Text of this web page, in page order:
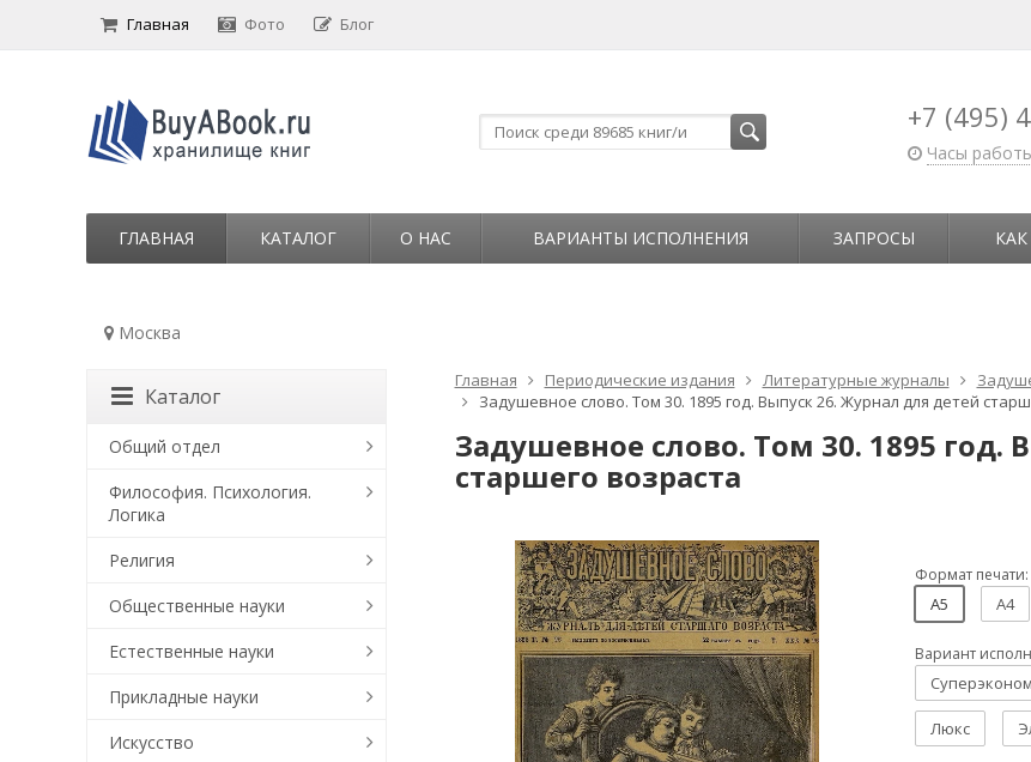
Главная Фото Блог
+7 (495)
Часы
ГЛАВНАЯ КАТАЛОГ О НАС ВАРИАНТЫ ИСПОЛНЕНИЯ ЗАПРОСЫ
Москва
Главная Периодические издания Литературные журналы
Задушевное слово. Том 30. 1895 год. Выпуск 26. Журнал для детей
Задушевное слово. Том 30. 1895 год.
старшего возраста
Формат печати:
A5 A4
Вариант
Суперэконом
Люкс
Каталог
Общий отдел
Философия. Психология.
Логика
Религия
Общественные науки
Естественные науки
Прикладные науки
Искусство